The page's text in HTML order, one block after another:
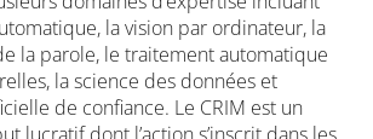
la vision par ordinateur, la
la parole, le traitement automatique
la science des données et
de confiance. Le CRIM est un